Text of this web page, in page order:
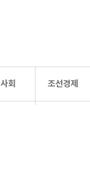
사회 조선경제